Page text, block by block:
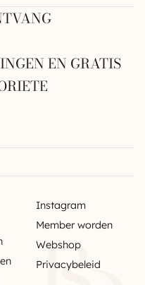
EN GRATIS
Instagram
Member worden
Webshop
Privacybeleid